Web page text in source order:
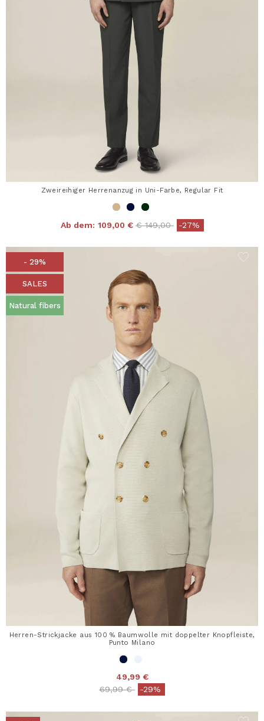
Zweireihiger Herrenanzug in Uni-Farbe, Regular Fit
Ab dem: 109,00 € Price reduced from
€ 149,00to-27%
- 29%
SALES
Natural fibers
Herren-Strickjacke aus 100 % Baumwolle mit doppelter Knopfleiste,
Punto Milano
49,99 €
Price reduced from
69,99 €to-29%